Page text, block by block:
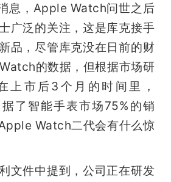
息，Apple Watch问世之后
广泛的关注，这是库克接手
品，尽管库克没在日前的财
的数据，但根据市场研
上市后3个月的时间里，
了智能手表市场75%的销
Watch二代会有什么惊
文件中提到，公司正在研发